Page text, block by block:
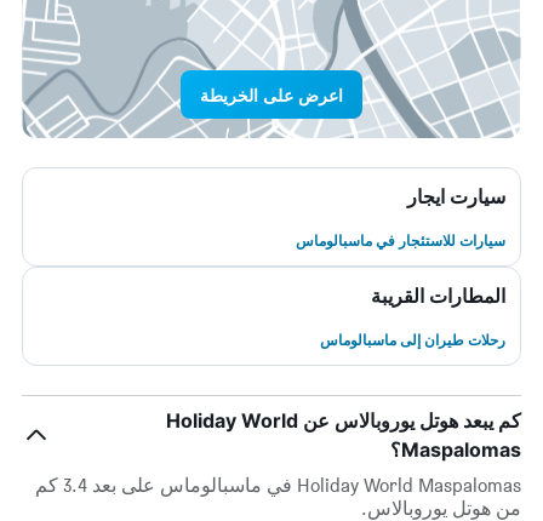
اعرض على الخريطة
سيارت ايجار
سيارات للاستئجار في ماسبالوماس
المطارات القريبة
رحلات طيران إلى ماسبالوماس
كم يبعد هوتل يوروبالاس عن Holiday World
Maspalomas؟
Holiday World Maspalomas في ماسبالوماس على بعد 3.4 كم
من هوتل يوروبالاس.